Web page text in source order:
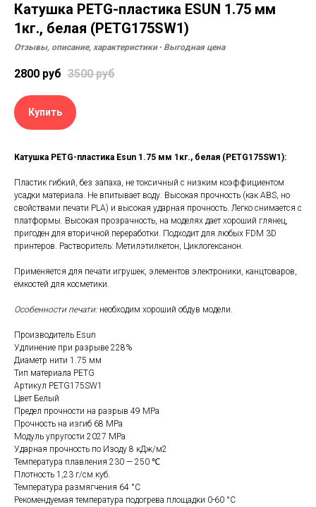
Катушка PETG-пластика ESUN 1.75 мм
1кг., белая (PETG175SW1)
Отзывы, описание, характеристики ∙ Выгодная цена
2800 руб 3500 руб
Купить
Катушка PETG-пластика Esun 1.75 мм 1кг., белая (PETG175SW1):
Пластик гибкий, без запаха, не токсичный с низким коэффициентом
усадки материала. Не впитывает воду. Высокая прочность (как ABS, но
свойствами печати PLA) и высокая ударная прочность. Легко снимается с
платформы. Высокая прозрачность, на моделях дает хороший глянец,
пригоден для вторичной переработки. Подходит для любых FDM 3D
принтеров. Растворитель: Метилэтилкетон, Циклогексанон.
Применяется для печати игрушек, элементов электроники, канцтоваров,
ёмкостей для косметики.
Особенности печати: необходим хороший обдув модели.
Производитель Esun
Удлинение при разрыве 228%
Диаметр нити 1.75 мм
Тип материала PETG
Артикул PETG175SW1
Цвет Белый
Предел прочности на разрыв 49 MPa
Прочность на изгиб 68 MPa
Модуль упругости 2027 MPa
Ударная прочность по Изоду 8 кДж/м2
Температура плавления 230 — 250 ℃
Плотность 1,23 г/см.куб.
Температура размягчения 64 °C
Рекомендуемая температура подогрева площадки 0-60 °C